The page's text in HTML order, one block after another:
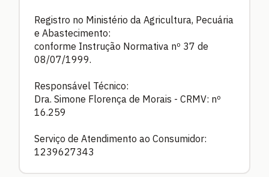
Registro no Ministério da Agricultura, Pecuária
e Abastecimento:
conforme Instrução Normativa nº 37 de
08/07/1999.
Responsável Técnico:
Dra. Simone Florença de Morais - CRMV: nº
16.259
Serviço de Atendimento ao Consumidor:
1239627343